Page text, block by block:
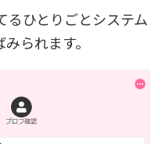
るひとりごとシステム
られます。